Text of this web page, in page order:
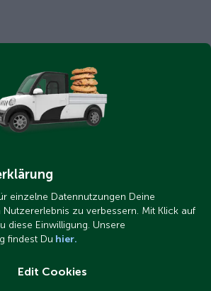
einzelne Datennutzungen Deine
Nutzererlebnis zu verbessern. Mit Klick auf
diese Einwilligung. Unsere
findest Du hier.
Edit Cookies